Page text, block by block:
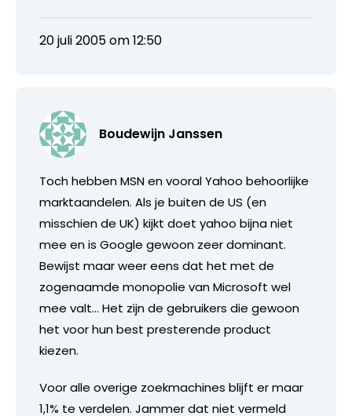
20 juli 2005 om 12:50
Boudewijn Janssen
Toch hebben MSN en vooral Yahoo behoorlijke
marktaandelen. Als je buiten de US (en
misschien de UK) kijkt doet yahoo bijna niet
mee en is Google gewoon zeer dominant.
Bewijst maar weer eens dat het met de
zogenaamde monopolie van Microsoft wel
mee valt… Het zijn de gebruikers die gewoon
het voor hun best presterende product
kiezen.
Voor alle overige zoekmachines blijft er maar
1,1% te verdelen. Jammer dat niet vermeld